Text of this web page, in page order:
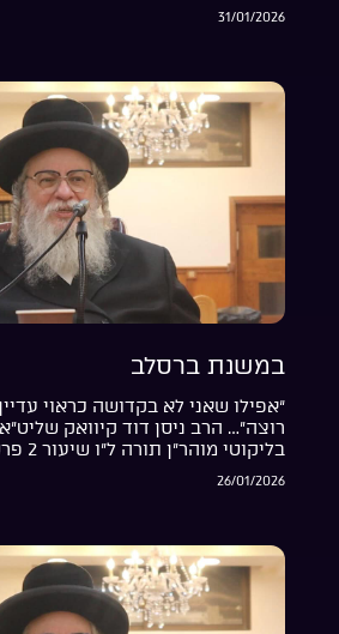
31/01/2026
במשנת ברסלב
“אפילו שאני לא בקדושה כראוי
רוצה”… הרב ניסן דוד קיוואק
בליקוטי מוהר”ן תורה ל”ו שיעור 2 פרשת בא התשפ”ו
26/01/2026